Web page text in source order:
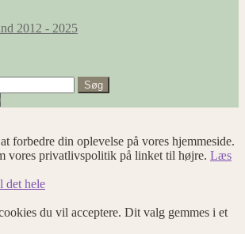
2012 - 2025
Søg
forbedre din oplevelse på vores hjemmeside.
vores privatlivspolitik på linket til højre. Læs
det hele
du vil acceptere. Dit valg gemmes i et